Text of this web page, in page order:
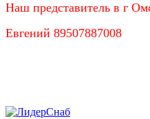
Наш представитель в г
Евгений 89507887008